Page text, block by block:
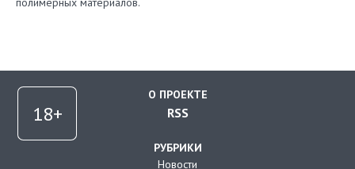
О ПРОЕКТЕ
RSS
РУБРИКИ
Новости